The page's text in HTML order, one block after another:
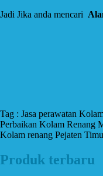
Jadi Jika anda mencari
Tag : Jasa perawatan
Perbaikan Kolam Renang
Kolam renang Pejaten
Produk terbaru